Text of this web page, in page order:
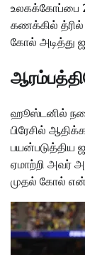
உலகக்கோப்பை
கணக்கில் த்ரில்
கோல் அடித்து
ஹூஸ்டனில்
பிரேசில்
பயன்படுத்திய
ஏமாற்றி அவர்
முதல் கோல்